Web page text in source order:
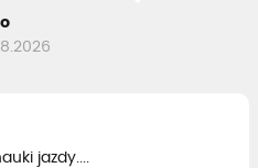
jazdy....